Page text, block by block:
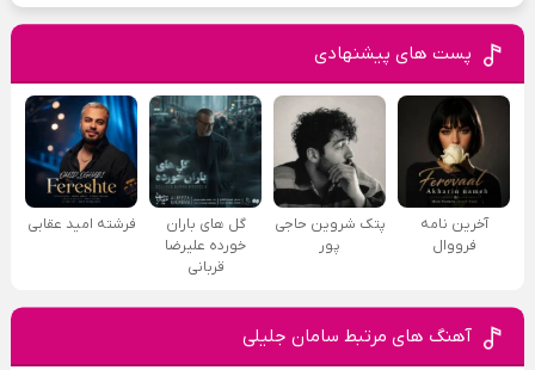
پست های پیشنهادی
آخرین نامه
فرووال
پتک شروین حاجی
پور
گل های باران
خورده علیرضا
قربانی
فرشته امید عقابی
آهنگ های مرتبط سامان جلیلی